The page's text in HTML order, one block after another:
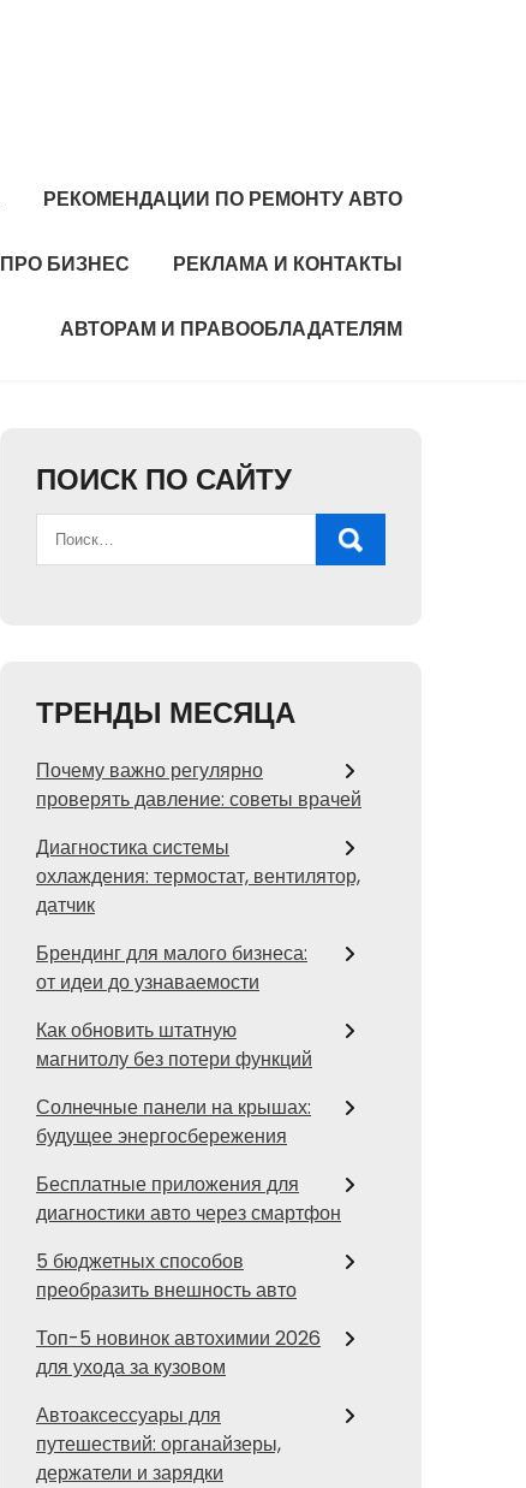
РЕКОМЕНДАЦИИ ПО РЕМОНТУ АВТО
ПРО БИЗНЕС РЕКЛАМА И КОНТАКТЫ
АВТОРАМ И ПРАВООБЛАДАТЕЛЯМ
ПОИСК ПО САЙТУ
ТРЕНДЫ МЕСЯЦА
Почему важно регулярно
проверять давление: советы врачей
Диагностика системы
охлаждения: термостат, вентилятор,
датчик
Брендинг для малого бизнеса:
от идеи до узнаваемости
Как обновить штатную
магнитолу без потери функций
Солнечные панели на крышах:
будущее энергосбережения
Бесплатные приложения для
диагностики авто через смартфон
5 бюджетных способов
преобразить внешность авто
Топ-5 новинок автохимии 2026
для ухода за кузовом
Автоаксессуары для
путешествий: органайзеры,
держатели и зарядки